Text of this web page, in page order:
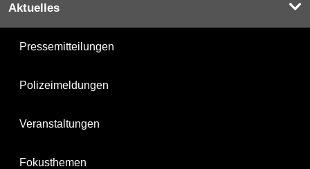
Aktuelles
Pressemitteilungen
Polizeimeldungen
Veranstaltungen
Fokusthemen